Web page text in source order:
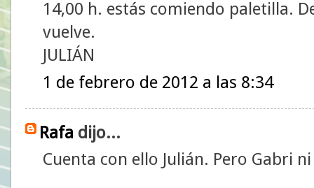
14,00 h. estás comiendo paletilla.
vuelve.
JULIÁN
1 de febrero de 2012 a las 8:34
Rafa dijo...
Cuenta con ello Julián. Pero Gabri